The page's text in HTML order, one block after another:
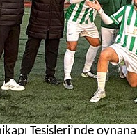
Tesisleri’nde